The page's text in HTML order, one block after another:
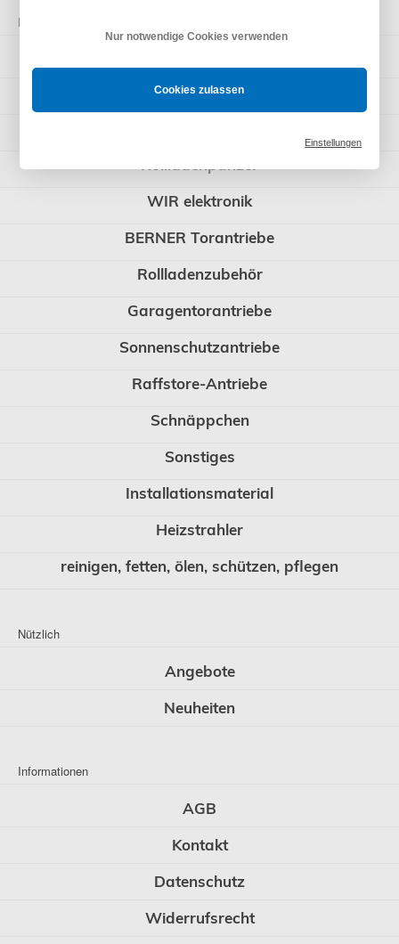
Kategorien
Steuerungen
WIR elektronik
BERNER Torantriebe
Rollladenzubehör
Garagentorantriebe
Sonnenschutzantriebe
Raffstore-Antriebe
Schnäppchen
Sonstiges
Installationsmaterial
Heizstrahler
reinigen, fetten, ölen, schützen, pflegen
Nützlich
Angebote
Neuheiten
Informationen
AGB
Kontakt
Datenschutz
Widerrufsrecht
Nur notwendige Cookies verwenden
Cookies zulassen
Einstellungen